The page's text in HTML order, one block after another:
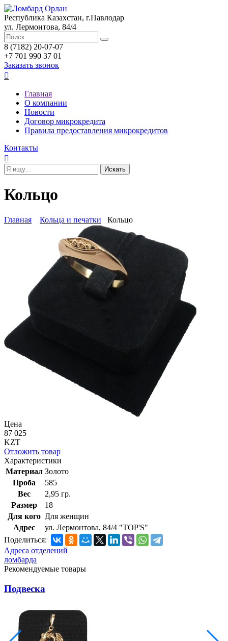
Республика Казахстан, г.Павлодар
ул. Лермонтова, 84/4
8 (7182) 20-07-07
+7 701 990 37 01
Заказать звонок

Главная
О компании
Новости
Договор микрокредита
Правила предоставления микрокредитов
Контакты

Кольцо
Главная Кольца и печатки Кольцо
Цена
87 025
KZT
Отложить товар
Характеристики
Материал Золото
Проба
585
Вес
2,95 гр.
Размер
18
Для кого Для женщин
Адрес
ул. Лермонтова, 84/4 "TOP'S"
Поделиться:
Адреса отделений
ломбарда
Рекомендуемые товары
Подвеска